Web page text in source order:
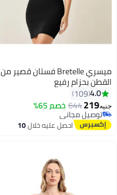
ميسري Bretelle فستان قصير من
القطن بحزام رفيع
4.0
109
جنيه219
644 خصم 65%
#4 في فساتين قصيرة
أقل سعر في 7 يوم
توصيل مجاني
#4 في فساتين قصيرة احصل عليه خلال10